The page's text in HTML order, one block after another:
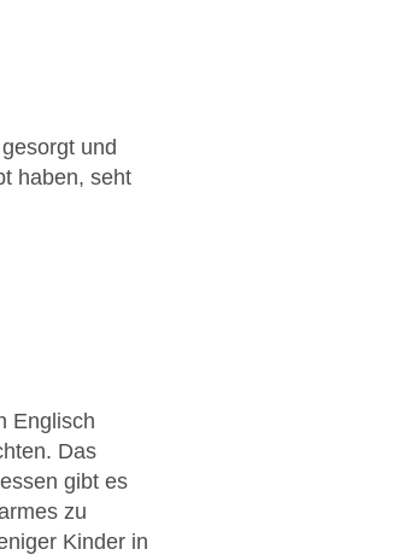
und
haben, seht
Englisch
Das
gibt es
zu
Kinder in